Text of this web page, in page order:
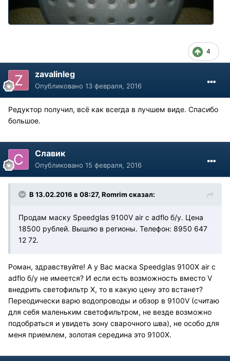
4
zavalinleg
Опубликовано 13 февраля, 2016
Редуктор получил, всё как всегда в лучшем виде. Спасибо
большое.
Славик
Опубликовано 15 февраля, 2016
В 13.02.2016 в 08:27, Romrim сказал:
Продам маску Speedglas 9100V air с adflo б/у. Цена
18500 рублей. Вышлю в регионы. Телефон: 8950 647
12 72.
Роман, здравствуйте! А у Вас маска Speedglas 9100X air с
adflo б/у не имеется? И если есть возможность вместо V
внедрить светофильтр Х, то в какую цену это встанет?
Переодически варю водопроводы и обзор в 9100V (считаю
для себя маленьким светофильтром, не везде возможно
подобраться и увидеть зону сварочного шва), не особо для
меня приемлем, золотая середина это 9100Х.